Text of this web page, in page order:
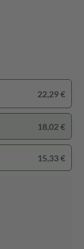
22,29 €
18,02 €
15,33 €